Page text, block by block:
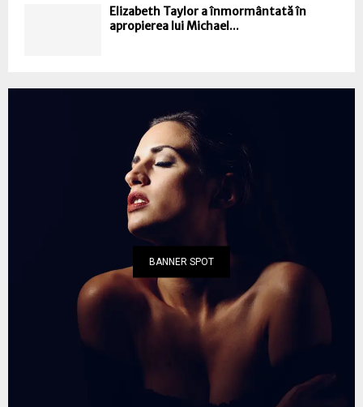
Elizabeth Taylor a înmormântată în
apropierea lui Michael...
BANNER SPOT